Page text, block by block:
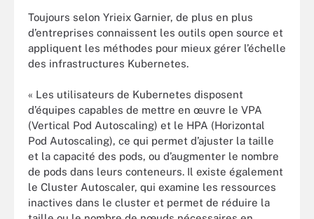
Toujours selon Yrieix Garnier, de plus en plus
d’entreprises connaissent les outils open source et
appliquent les méthodes pour mieux gérer l’échelle
des infrastructures Kubernetes.
« Les utilisateurs de Kubernetes disposent
d’équipes capables de mettre en œuvre le VPA
(Vertical Pod Autoscaling) et le HPA (Horizontal
Pod Autoscaling), ce qui permet d’ajuster la taille
et la capacité des pods, ou d’augmenter le nombre
de pods dans leurs conteneurs. Il existe également
le Cluster Autoscaler, qui examine les ressources
inactives dans le cluster et permet de réduire la